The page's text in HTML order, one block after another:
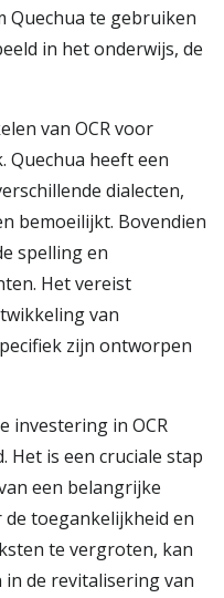
Quechua te gebruiken
in het onderwijs, de
van OCR voor
Quechua heeft een
dialecten,
bemoeilijkt. Bovendien
spelling en
Het vereist
van
zijn ontworpen
investering in OCR
Het is een cruciale stap
een belangrijke
toegankelijkheid en
te vergroten, kan
in de revitalisering van